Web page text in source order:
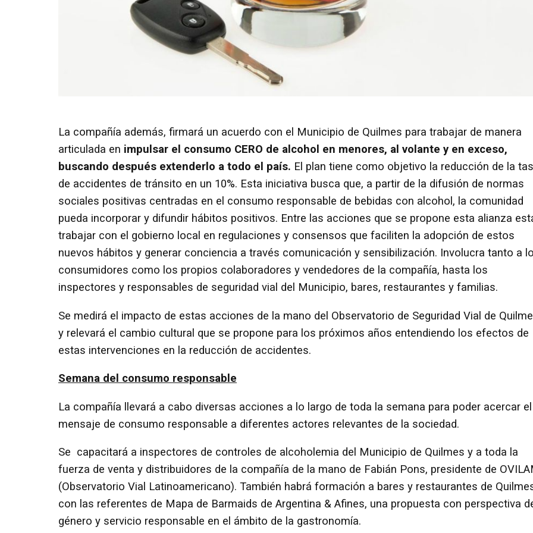
La compañía además, firmará un acuerdo con el Municipio de Quilmes para trabajar de manera
articulada en impulsar el consumo CERO de alcohol en menores, al volante y en exceso,
buscando después extenderlo a todo el país. El plan tiene como objetivo la reducción de la
de accidentes de tránsito en un 10%. Esta iniciativa busca que, a partir de la difusión de normas
sociales positivas centradas en el consumo responsable de bebidas con alcohol, la comunidad
pueda incorporar y difundir hábitos positivos. Entre las acciones que se propone esta alianza
trabajar con el gobierno local en regulaciones y consensos que faciliten la adopción de estos
nuevos hábitos y generar conciencia a través comunicación y sensibilización. Involucra tanto a
consumidores como los propios colaboradores y vendedores de la compañía, hasta los
inspectores y responsables de seguridad vial del Municipio, bares, restaurantes y familias.
Se medirá el impacto de estas acciones de la mano del Observatorio de Seguridad Vial de
y relevará el cambio cultural que se propone para los próximos años entendiendo los efectos de
estas intervenciones en la reducción de accidentes.
Semana del consumo responsable
La compañía llevará a cabo diversas acciones a lo largo de toda la semana para poder acercar el
mensaje de consumo responsable a diferentes actores relevantes de la sociedad.
Se capacitará a inspectores de controles de alcoholemia del Municipio de Quilmes y a toda la
fuerza de venta y distribuidores de la compañía de la mano de Fabián Pons, presidente de
(Observatorio Vial Latinoamericano). También habrá formación a bares y restaurantes de
con las referentes de Mapa de Barmaids de Argentina & Afines, una propuesta con perspectiva
género y servicio responsable en el ámbito de la gastronomía.